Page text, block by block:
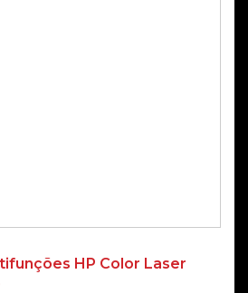
HP Color Laser